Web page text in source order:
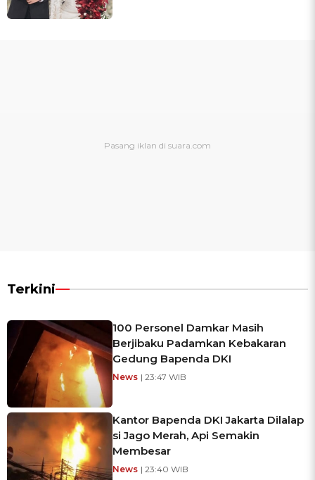
Terkini
100 Personel Damkar Masih
Berjibaku Padamkan Kebakaran
Gedung Bapenda DKI
News | 23:47 WIB
Kantor Bapenda DKI Jakarta Dilalap
si Jago Merah, Api Semakin
Membesar
News | 23:40 WIB